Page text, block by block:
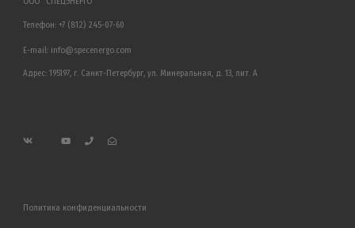
Телефон: +7 (812) 245-07-60
E-mail: info@specenergo.com
Адрес: 195197, г. Санкт-Петербург, ул. Минеральная, д. 13, лит. А
Политика конфиденциальности